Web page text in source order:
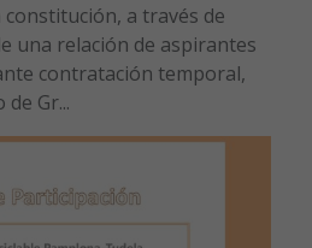
a través de
una relación de aspirantes
contratación temporal,
Gr...